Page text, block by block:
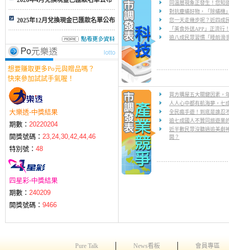
2025年12月兌換現金已匯款名單公布
想要賺取更多Po元與贈品嗎？
快來參加試試手氣喔！
大樂透-中獎結果
期數： 20220204
開獎號碼： 23,24,30,42,44,46
特別號： 48
四星彩-中獎結果
期數： 240209
開獎號碼： 9466
同溫層現象正發生！您知
對抗塵蟎好物，「除蟎機
您一天走幾步呢？近四成
「美食外送APP」正流
逾八成民眾習慣「睡前滑
買方購屋五大關鍵因素，
人人心中都有航海夢，七
全民瘋手遊！到底是誰忍
逾七成國人不贊同旅遊業
近半數民眾沒聽過追美劇
開？
Pure Talk News看板 會員專區